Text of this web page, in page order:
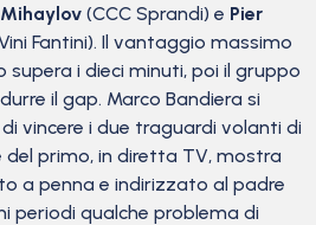
(CCC Sprandi) e Pier
Fantini). Il vantaggio massimo
i dieci minuti, poi il gruppo
il gap. Marco Bandiera si
vincere i due traguardi volanti di
primo, in diretta TV, mostra
a penna e indirizzato al padre
periodi qualche problema di